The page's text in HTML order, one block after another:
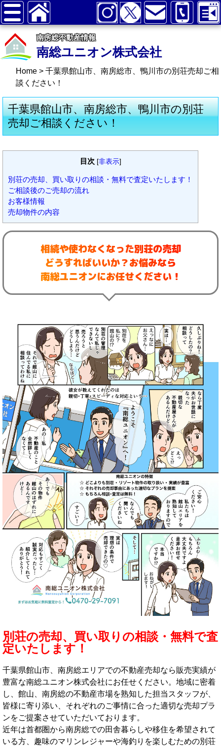
南房総不動産情報
南総ユニオン株式会社
Home > 千葉県館山市、南房総市、鴨川市の別荘売却ご相
談ください！
千葉県館山市、南房総市、鴨川市の別荘
売却ご相談ください！
目次 [非表示]
別荘の売却、買い取りの相談・無料で査定いたします！
ご相談後のご売却の流れ
お客様情報
売却物件の内容
相続や使わなくなった別荘の売却
どうすればいいか？お悩みなら
南総ユニオンにお任せください！
別荘の売却、買い取りの相談・無料で査
定いたします！
千葉県館山市、南房総エリアでの不動産売却なら販売実績が
豊富な南総ユニオン株式会社にお任せください。地域に密着
し、館山、南房総の不動産市場を熟知した担当スタッフが、
皆様に寄り添い、それぞれのご事情に合った適切な売却プラ
ンをご提案させていただいております。
近年は首都圏から南房総での田舎暮らしや移住を希望されて
いる方、趣味のマリンレジャーや海釣りを楽しむための別荘